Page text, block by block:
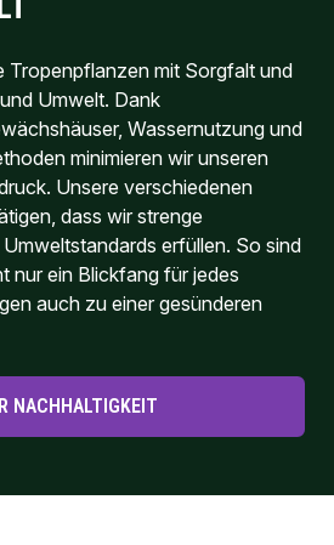
Tropenpflanzen mit Sorgfalt und
Umwelt. Dank
Wassernutzung und
minimieren wir unseren
Unsere verschiedenen
dass wir strenge
erfüllen. So sind
nur ein Blickfang für jedes
auch zu einer gesünderen
NACHHALTIGKEIT